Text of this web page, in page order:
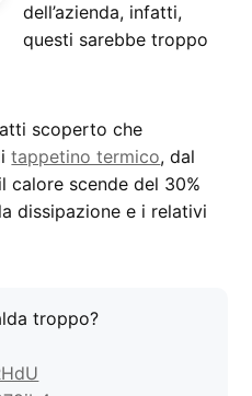
dell’azienda, infatti,
questi sarebbe troppo
scoperto che
tappetino termico, dal
calore scende del 30%
dissipazione e i relativi
troppo?